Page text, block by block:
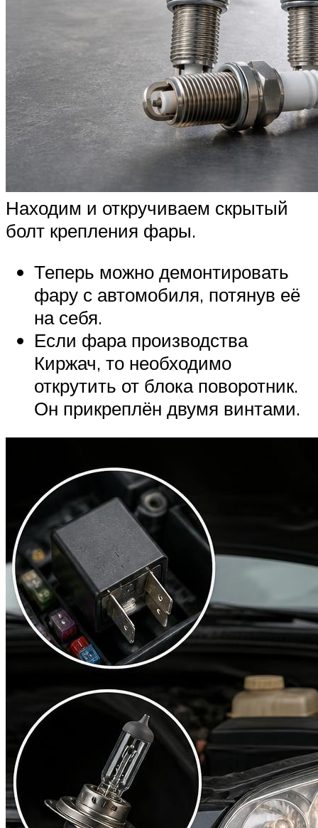
Находим и откручиваем скрытый
болт крепления фары.
Теперь можно демонтировать
фару с автомобиля, потянув её
на себя.
Если фара производства
Киржач, то необходимо
открутить от блока поворотник.
Он прикреплён двумя винтами.